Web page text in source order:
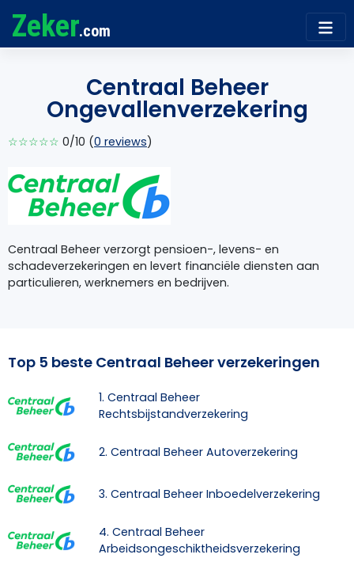
Zeker.com
Centraal Beheer
Ongevallenverzekering
☆☆☆☆☆ 0/10 (0 reviews)
Centraal Beheer verzorgt pensioen-, levens- en
schadeverzekeringen en levert financiële diensten aan
particulieren, werknemers en bedrijven.
Top 5 beste Centraal Beheer verzekeringen
1. Centraal Beheer
Rechtsbijstandverzekering
2. Centraal Beheer Autoverzekering
3. Centraal Beheer Inboedelverzekering
4. Centraal Beheer
Arbeidsongeschiktheidsverzekering